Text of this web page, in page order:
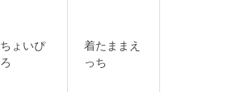
ちょいぴ
ろ
着たままえ
っち